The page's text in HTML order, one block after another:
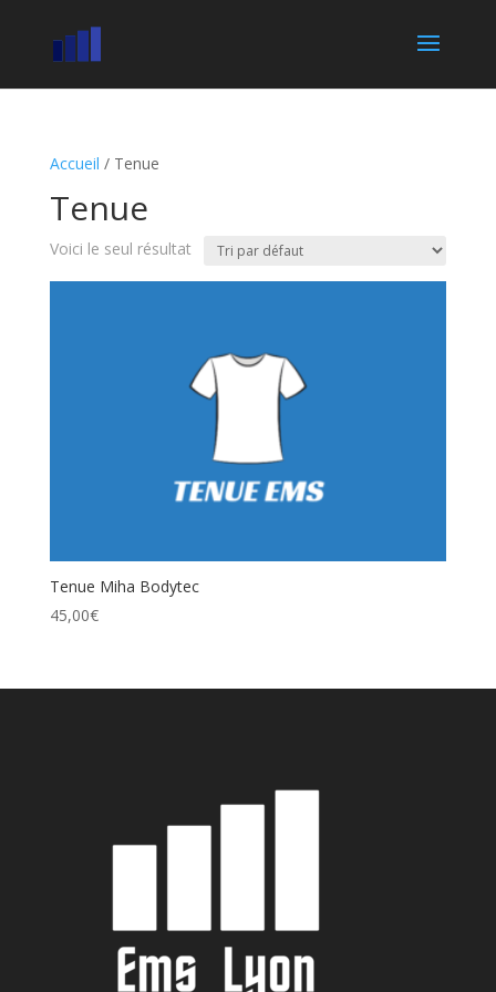
Accueil / Tenue
Tenue
Voici le seul résultat
Tenue Miha Bodytec
45,00€